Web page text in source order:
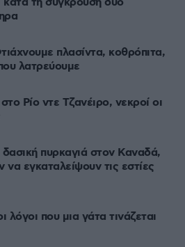
πλασίντα, κοθρόπιτα,
λατρεύουμε
Ρίο ντε Τζανέιρο, νεκροί οι
πυρκαγιά στον Καναδά,
να εγκαταλείψουν τις εστίες
λόγοι που μια γάτα τινάζεται